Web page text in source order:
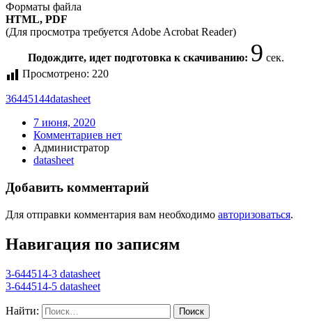
Форматы файла
HTML, PDF
(Для просмотра требуется Adobe Acrobat Reader)
Подождите, идет подготовка к скачиванию: 9 сек.
Просмотрено: 220
36445144datasheet
7 июня, 2020
Комментариев нет
Администратор
datasheet
Добавить комментарий
Для отправки комментария вам необходимо авторизоваться.
Навигация по записям
3-644514-3 datasheet
3-644514-5 datasheet
Найти: